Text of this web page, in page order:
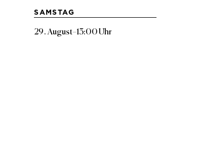
SAMSTAG
29. August–13:00 Uhr